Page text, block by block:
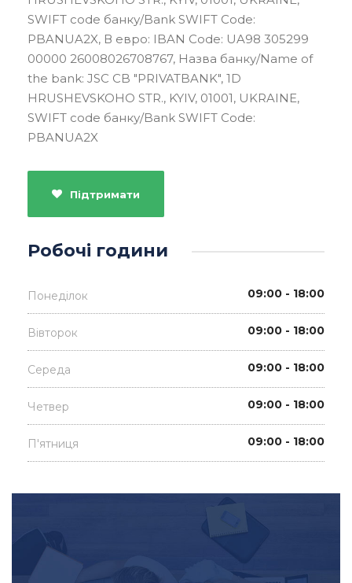
SWIFT code банку/Bank SWIFT Code:
PBANUA2X, В евро: IBAN Code: UA98 305299
00000 26008026708767, Назва банку/Name of
the bank: JSC CB "PRIVATBANK", 1D
HRUSHEVSKOHO STR., KYIV, 01001, UKRAINE,
SWIFT code банку/Bank SWIFT Code:
PBANUA2X
Підтримати
Робочі години
Понеділок 09:00 - 18:00
Вівторок 09:00 - 18:00
Середа 09:00 - 18:00
Четвер 09:00 - 18:00
П'ятниця 09:00 - 18:00